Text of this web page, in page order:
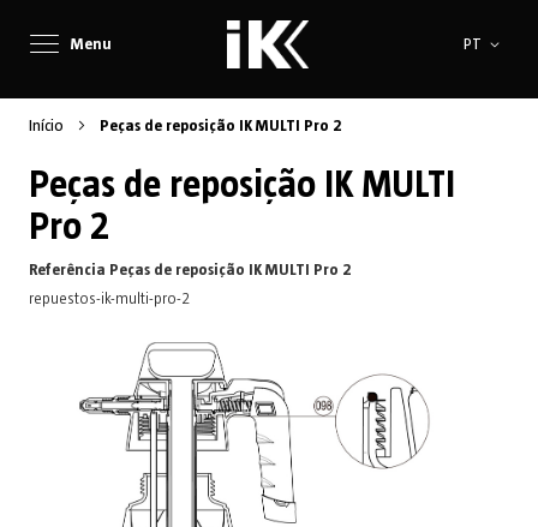
Menu Idioma
PT
Início Peças de reposição IK MULTI Pro 2
Peças de reposição IK MULTI
Pro 2
Referência Peças de reposição IK MULTI Pro 2
repuestos-ik-multi-pro-2